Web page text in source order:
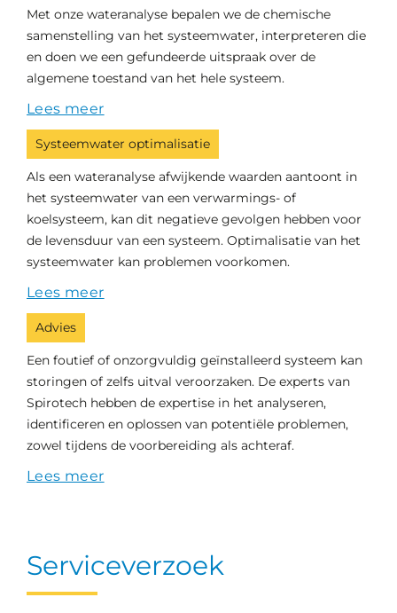
Met onze wateranalyse bepalen we de chemische
samenstelling van het systeemwater, interpreteren die
en doen we een gefundeerde uitspraak over de
algemene toestand van het hele systeem.
Lees meer
Systeemwater optimalisatie
Als een wateranalyse afwijkende waarden aantoont in
het systeemwater van een verwarmings- of
koelsysteem, kan dit negatieve gevolgen hebben voor
de levensduur van een systeem. Optimalisatie van het
systeemwater kan problemen voorkomen.
Lees meer
Advies
Een foutief of onzorgvuldig geïnstalleerd systeem kan
storingen of zelfs uitval veroorzaken. De experts van
Spirotech hebben de expertise in het analyseren,
identificeren en oplossen van potentiële problemen,
zowel tijdens de voorbereiding als achteraf.
Lees meer
Serviceverzoek